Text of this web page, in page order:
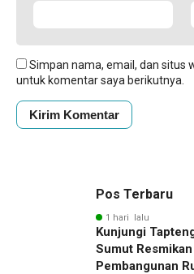
Simpan nama, email, dan situs
untuk komentar saya berikutnya.
Pos Terbaru
1 hari lalu
Kunjungi
Sumut Resmikan
Pembangunan